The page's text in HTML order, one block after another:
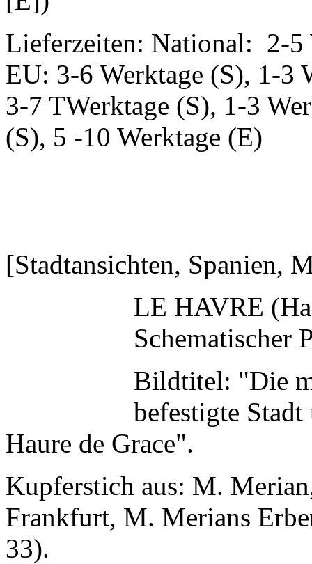
Lieferzeiten: National: 2-5
EU: 3-6 Werktage (S), 1-3
3-7 TWerktage (S), 1-3
(S), 5 -10 Werktage (E)
[Stadtansichten, Spanien,
LE HAVRE
Schematischer
Bildtitel: "Die
befestigte
Haure de Grace".
Kupferstich aus: M.
Frankfurt, M. Merians
33).